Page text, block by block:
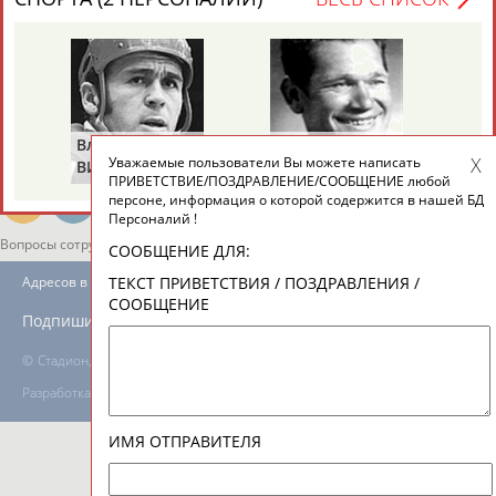
ТАБЛО АКТИВНОСТИ
ЦЕЛИ ПРОЕКТА КОНТАКТЫ НАШИ КНОПКИ
Вопросы сотрудничества и совместной деятельности
© Стадион, 1998-2026
Разработка и поддержка ООО НАИТ «Стадион»
Адресов в новостной рассылке: 996
Подпишись
Владимир
ВИКУЛОВ
ЗВЕЗДКИН
Уважаемые пользователи Вы можете написать
ПРИВЕТСТВИЕ/ПОЗДРАВЛЕНИЕ/СООБЩЕНИЕ любой
персоне, информация о которой содержится в нашей БД
Персоналий !
СООБЩЕНИЕ ДЛЯ:
ТЕКСТ ПРИВЕТСТВИЯ / ПОЗДРАВЛЕНИЯ /
СООБЩЕНИЕ
ИМЯ ОТПРАВИТЕЛЯ